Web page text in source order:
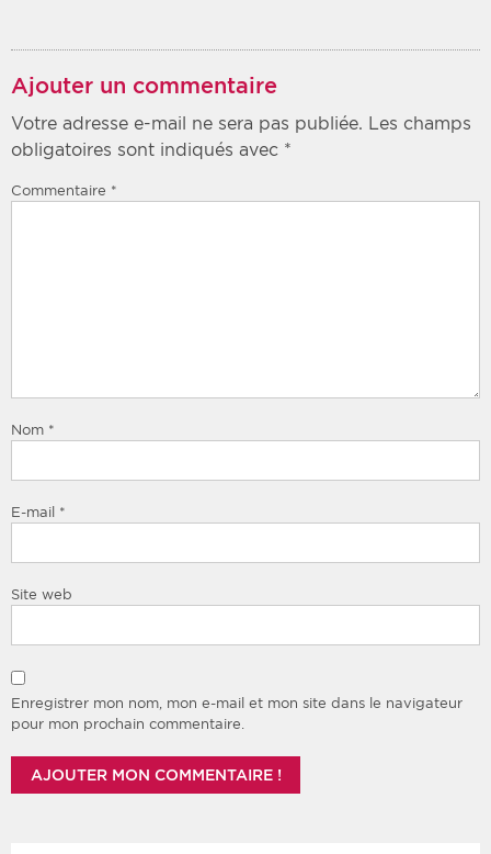
Ajouter un commentaire
Votre adresse e-mail ne sera pas publiée. Les champs
obligatoires sont indiqués avec *
Commentaire *
Nom *
E-mail *
Site web
Enregistrer mon nom, mon e-mail et mon site dans le navigateur
pour mon prochain commentaire.